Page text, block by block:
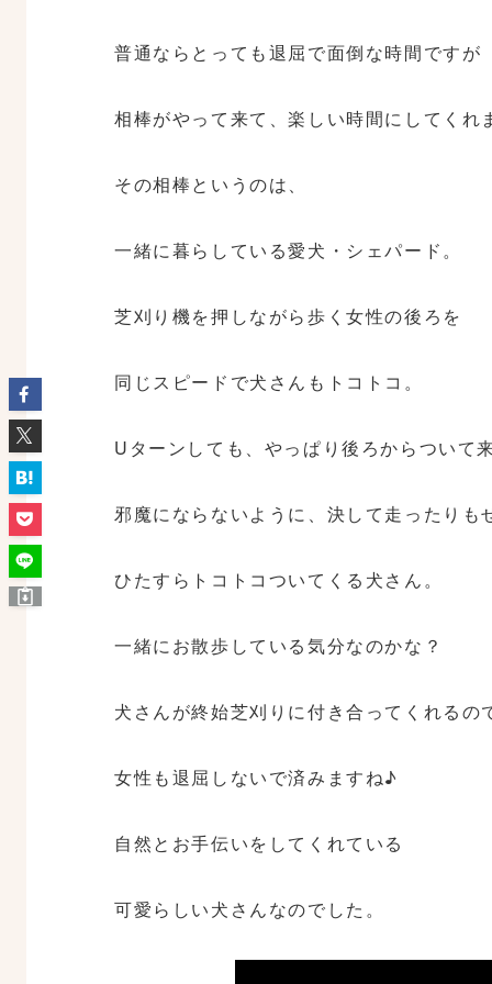
普通ならとっても退屈で面倒な時間ですが
相棒がやって来て、楽しい時間にしてくれ
その相棒というのは、
一緒に暮らしている愛犬・シェパード。
芝刈り機を押しながら歩く女性の後ろを
同じスピードで犬さんもトコトコ。
Uターンしても、やっぱり後ろからついて来
邪魔にならないように、決して走ったりも
ひたすらトコトコついてくる犬さん。
一緒にお散歩している気分なのかな？
犬さんが終始芝刈りに付き合ってくれるの
女性も退屈しないで済みますね♪
自然とお手伝いをしてくれている
可愛らしい犬さんなのでした。